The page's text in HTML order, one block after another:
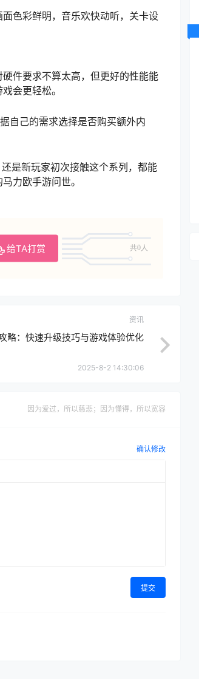
色彩鲜明，音乐欢快动听，关卡设
件要求不算太高，但更好的性能能
会更轻松。
自己的需求选择是否购买额外内
是新玩家初次接触这个系列，都能
力欧手游问世。
给TA打赏 共0人
资讯
略：快速升级技巧与游戏体验优化
2025-8-2 14:30:06
因为爱过，所以慈悲；因为懂得，所以宽容
确认修改
提交